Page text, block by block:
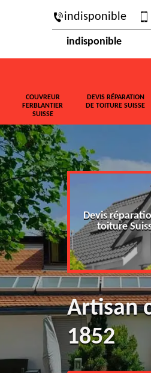
indisponible
indisponible
COUVREUR
FERBLANTIER
SUISSE
DEVIS RÉPARATION
DE TOITURE SUISSE
Devis
toiture
Artisan
1852